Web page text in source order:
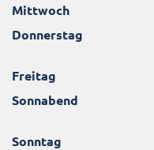
Mittwoch
Donnerstag
Freitag
Sonnabend
Sonntag